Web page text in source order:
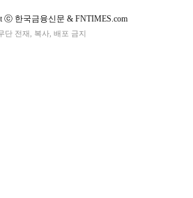
ⓒ 한국금융신문 & FNTIMES.com
단 전재, 복사, 배포 금지